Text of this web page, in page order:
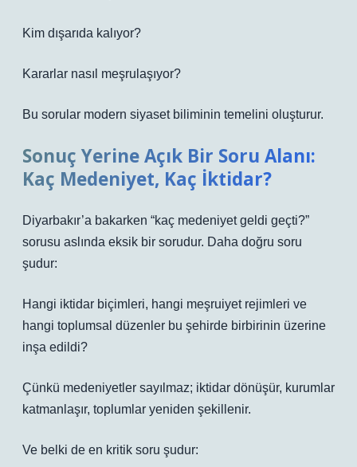
Kim dışarıda kalıyor?
Kararlar nasıl meşrulaşıyor?
Bu sorular modern siyaset biliminin temelini oluşturur.
Sonuç Yerine Açık Bir Soru Alanı:
Kaç Medeniyet, Kaç İktidar?
Diyarbakır’a bakarken “kaç medeniyet geldi geçti?”
sorusu aslında eksik bir sorudur. Daha doğru soru
şudur:
Hangi iktidar biçimleri, hangi meşruiyet rejimleri ve
hangi toplumsal düzenler bu şehirde birbirinin üzerine
inşa edildi?
Çünkü medeniyetler sayılmaz; iktidar dönüşür, kurumlar
katmanlaşır, toplumlar yeniden şekillenir.
Ve belki de en kritik soru şudur: